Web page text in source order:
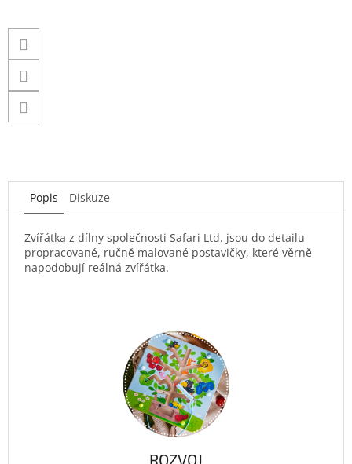
Popis Diskuze
Zvířátka z dílny společnosti Safari Ltd. jsou do detailu
propracované, ručně malované postavičky, které věrně
napodobují reálná zvířátka.
ROZVOJ